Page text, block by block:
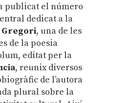
publicat el número
dedicat a la
Gregori, una de les
de la poesia
editat per la
, reunix diversos
de l’autora
plural sobre la